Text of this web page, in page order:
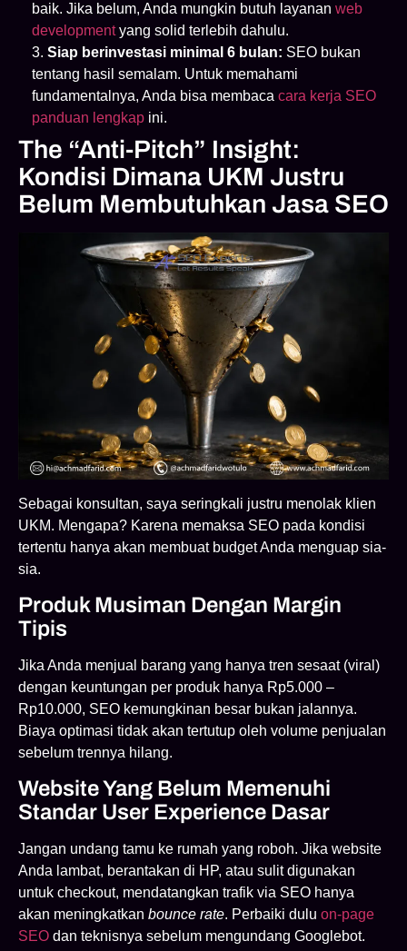
baik. Jika belum, Anda mungkin butuh layanan web
developmentyang solid terlebih dahulu.
Siap berinvestasi minimal 6 bulan: SEO bukan
tentang hasil semalam. Untuk memahami
fundamentalnya, Anda bisa membaca cara kerja SEO
panduan lengkap ini.
The “Anti-Pitch” Insight:
Kondisi Dimana UKM Justru
Belum Membutuhkan Jasa SEO
Sebagai konsultan, saya seringkali justru menolak klien
UKM. Mengapa? Karena memaksa SEO pada kondisi
tertentu hanya akan membuat budget Anda menguap sia-
sia.
Produk Musiman Dengan Margin
Tipis
Jika Anda menjual barang yang hanya tren sesaat (viral)
dengan keuntungan per produk hanya Rp5.000 –
Rp10.000, SEO kemungkinan besar bukan jalannya.
Biaya optimasi tidak akan tertutup oleh volume penjualan
sebelum trennya hilang.
Website Yang Belum Memenuhi
Standar User Experience Dasar
Jangan undang tamu ke rumah yang roboh. Jika website
Anda lambat, berantakan di HP, atau sulit digunakan
untuk checkout, mendatangkan trafik via SEO hanya
akan meningkatkan bounce rate. Perbaiki dulu on-page
SEO dan teknisnya sebelum mengundang Googlebot.